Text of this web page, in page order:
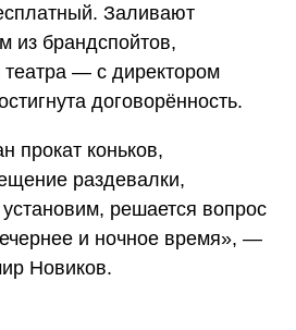
Заливают
из брандспойтов,
театра — с директором
договорённость.
прокат коньков,
раздевалки,
решается вопрос
и ночное время», —
Новиков.